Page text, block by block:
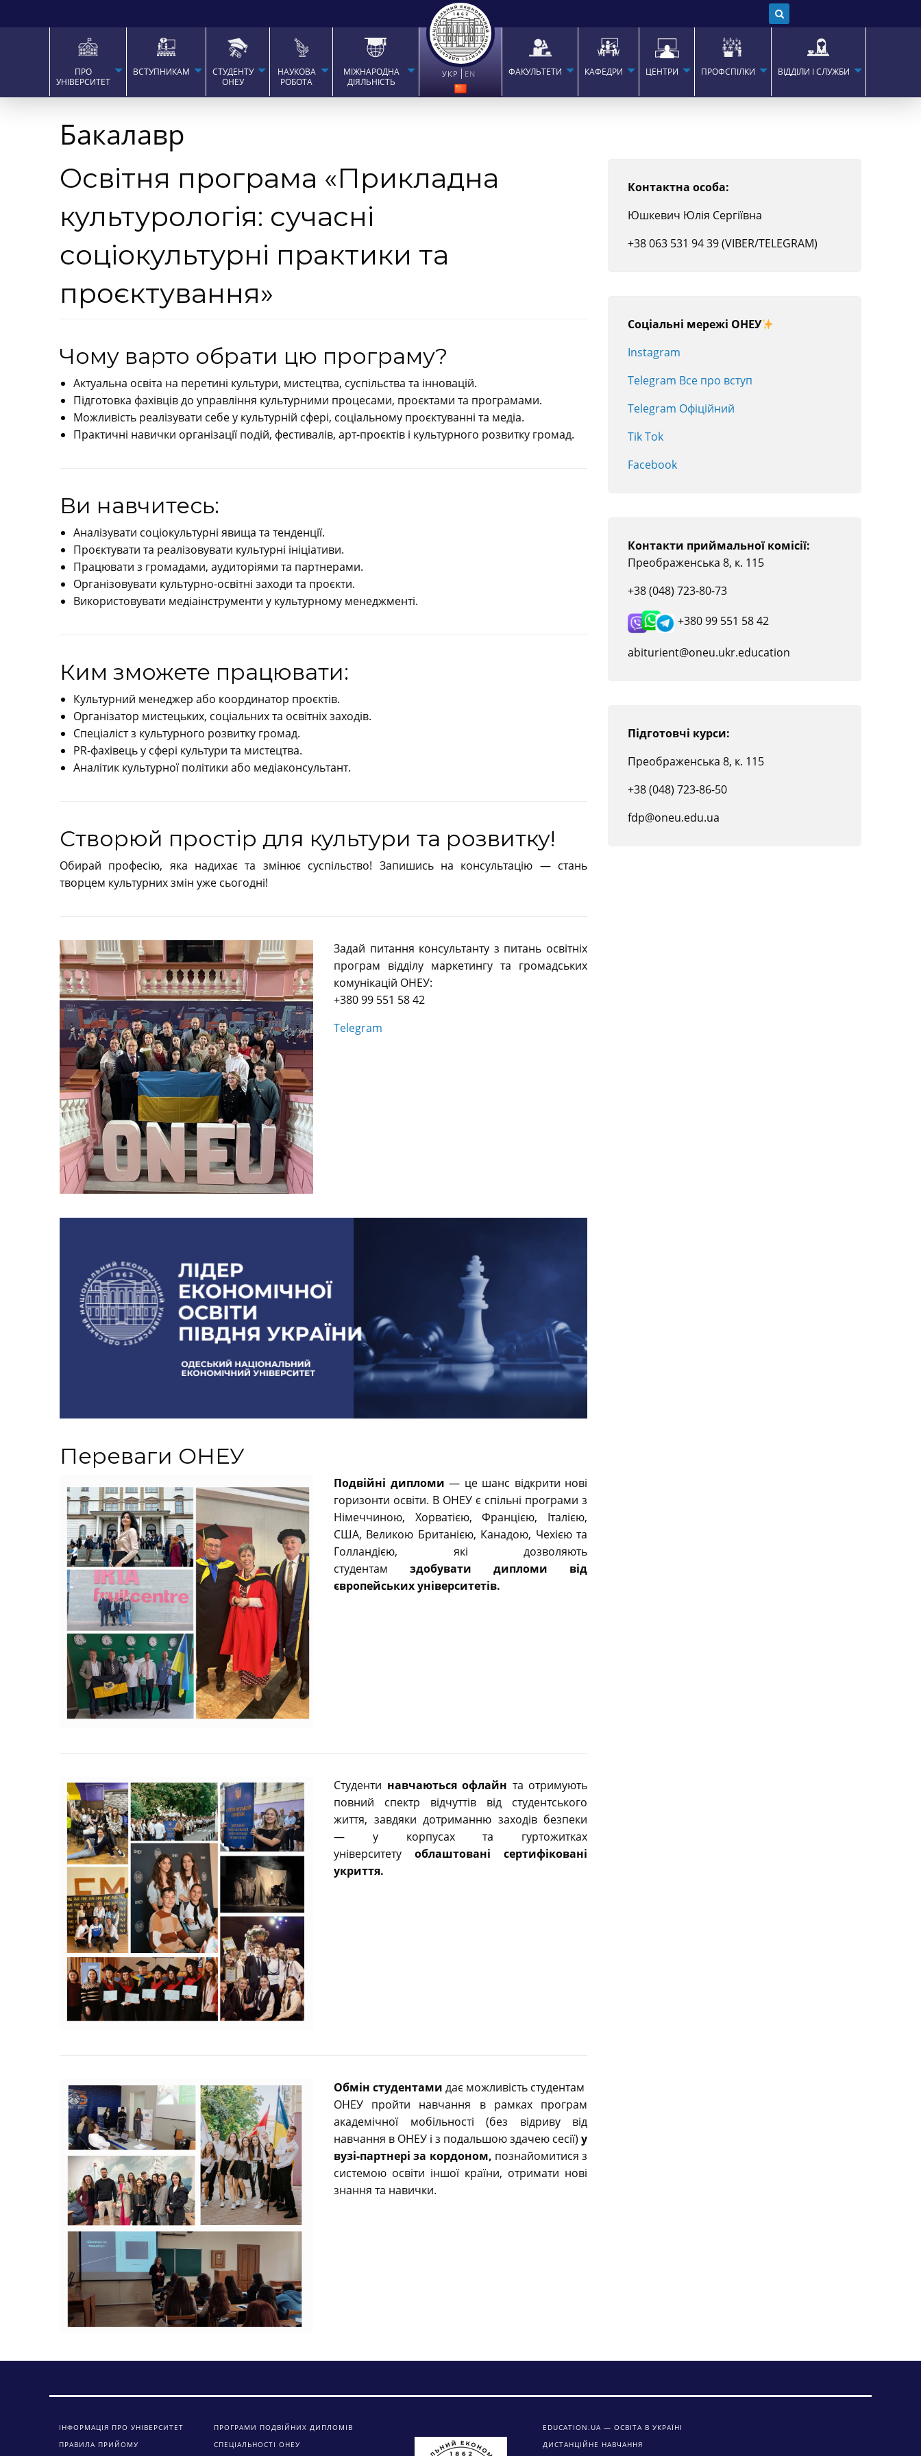
ПРО
УНІВЕРСИТЕТ
ВСТУПНИКАМ
СТУДЕНТУ
ОНЕУ
НАУКОВА
РОБОТА
МІЖНАРОДНА
ДІЯЛЬНІСТЬ
УКР EN ФАКУЛЬТЕТИ КАФЕДРИ ЦЕНТРИ ПРОФСПІЛКИ ВІДДІЛИ І СЛУЖБИ
Бакалавр
Освітня програма «Прикладна
культурологія: сучасні
соціокультурні практики та
проєктування»
Чому варто обрати цю програму?
Актуальна освіта на перетині культури, мистецтва, суспільства та інновацій.
Підготовка фахівців до управління культурними процесами, проєктами та програмами.
Можливість реалізувати себе у культурній сфері, соціальному проєктуванні та медіа.
Практичні навички організації подій, фестивалів, арт-проєктів і культурного розвитку громад.
Ви навчитесь:
Аналізувати соціокультурні явища та тенденції.
Проєктувати та реалізовувати культурні ініціативи.
Працювати з громадами, аудиторіями та партнерами.
Організовувати культурно-освітні заходи та проєкти.
Використовувати медіаінструменти у культурному менеджменті.
Ким зможете працювати:
Культурний менеджер або координатор проєктів.
Організатор мистецьких, соціальних та освітніх заходів.
Спеціаліст з культурного розвитку громад.
PR-фахівець у сфері культури та мистецтва.
Аналітик культурної політики або медіаконсультант.
Створюй простір для культури та розвитку!
Обирай професію, яка надихає та змінює суспільство! Запишись на консультацію — стань
творцем культурних змін уже сьогодні!
Задай питання консультанту з питань освітніх
програм відділу маркетингу та громадських
комунікацій ОНЕУ:
+380 99 551 58 42
Telegram
Переваги ОНЕУ
Подвійні дипломи — це шанс відкрити нові
горизонти освіти. В ОНЕУ є спільні програми з
Німеччиною, Хорватією, Францією, Італією,
США, Великою Британією, Канадою, Чехією та
Голландією, які дозволяють
студентам здобувати дипломи від
європейських університетів.
Студенти навчаються офлайн та отримують
повний спектр відчуттів від студентського
життя, завдяки дотриманню заходів безпеки
— у корпусах та гуртожитках
університету облаштовані сертифіковані
укриття.
Обмін студентами дає можливість студентам
ОНЕУ пройти навчання в рамках програм
академічної мобільності (без відриву від
навчання в ОНЕУ і з подальшою здачею сесії) у
вузі-партнері за кордоном, познайомитися з
системою освіти іншої країни, отримати нові
знання та навички.
Контактна особа:
Юшкевич Юлія Сергіївна
+38 063 531 94 39 (VIBER/TELEGRAM)
Соціальні мережі ОНЕУ
Instagram
Telegram Все про вступ
Telegram Офіційний
Tik Tok
Facebook
Контакти приймальної комісії:
Преображенська 8, к. 115
+38 (048) 723-80-73
+380 99 551 58 42
abiturient@oneu.ukr.education
Підготовчі курси:
Преображенська 8, к. 115
+38 (048) 723-86-50
fdp@oneu.edu.ua
ІНФОРМАЦІЯ ПРО УНІВЕРСИТЕТ
ПРАВИЛА ПРИЙОМУ
ПРОГРАМИ ПОДВІЙНИХ ДИПЛОМІВ
СПЕЦІАЛЬНОСТІ ОНЕУ
EDUCATION.UA — ОСВІТА В УКРАЇНІ
ДИСТАНЦІЙНЕ НАВЧАННЯ